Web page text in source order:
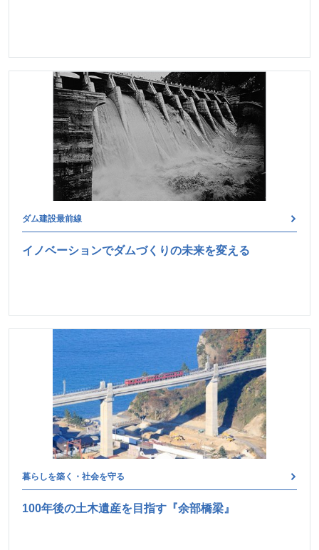
ダム建設最前線
イノベーションでダムづくりの未来を変える
暮らしを築く・社会を守る
100年後の土木遺産を目指す『余部橋梁』